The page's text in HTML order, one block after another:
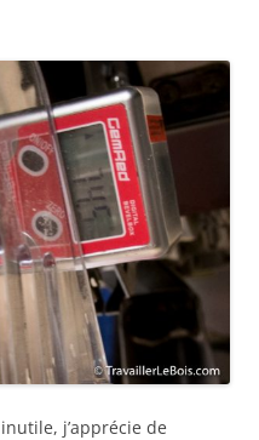
j’apprécie de